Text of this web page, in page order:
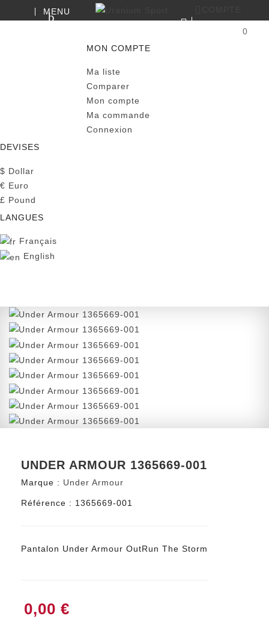
MENU
0
MON COMPTE
Ma liste
Comparer
Mon compte
Ma commande
Connexion
DEVISES
$ Dollar
€ Euro
£ Pound
LANGUES
Français
English
UNDER ARMOUR 1365669-001
Marque : Under Armour
Référence : 1365669-001
Pantalon Under Armour OutRun The Storm
0,00 €